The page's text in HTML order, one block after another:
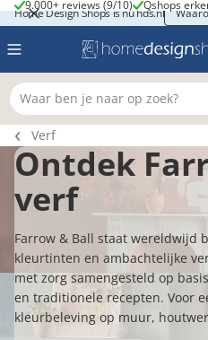
Home Design Shops is nu hds.nl
Home Design Shops is nu hds.nl
9.000+ reviews (9/10)
9.000+ reviews (9/10) Qshops
Qshops
Waar ben je naar op zoek?
Breadcrumb
Verf
Ontdek
verf
Farrow & Ball staat wereldwijd
kleurtinten en ambachtelijke
met zorg samengesteld op
en traditionele recepten. Voor
kleurbeleving op muur,